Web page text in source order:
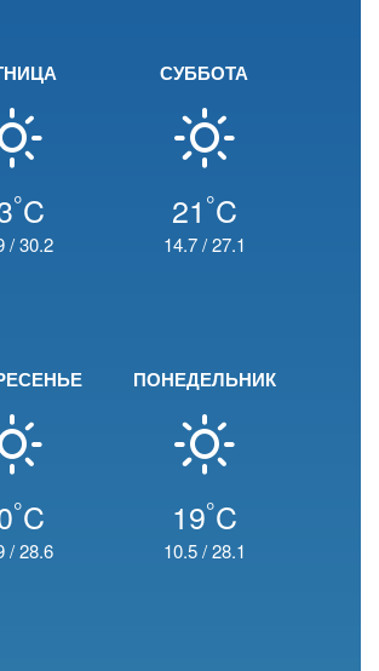
°C
/30.2
СУББОТА
21 °C
14.7/27.1
°C
/28.6
ПОНЕДЕЛЬНИК
19°C
10.5/28.1